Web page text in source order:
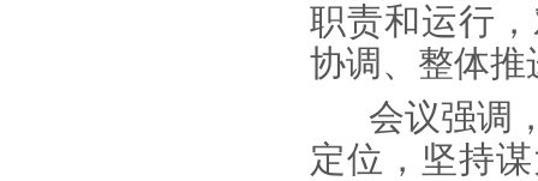
职责和运行
协调、整体推
会议强调，
定位，坚持